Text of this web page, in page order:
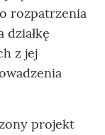
rozpatrzenia
działkę
z jej
projekt